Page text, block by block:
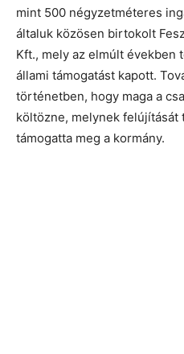
mint 500 négyzetméteres
általuk közösen birtokolt
Kft., mely az elmúlt években
állami támogatást kapott.
történetben, hogy maga a
költözne, melynek
támogatta meg a kormány.